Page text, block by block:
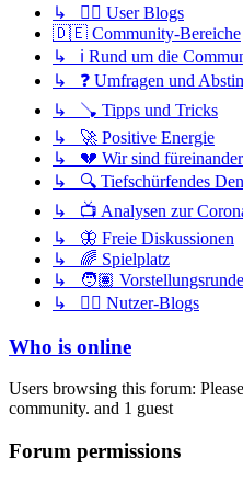
↳ ✍🏽 User Blogs
🇩🇪 Community-Bereiche
↳ ℹ️ Rund um die
↳ ❓ Umfragen und
↳ 🪠 Tipps und Tricks
↳ 🚀 Positive Energie
↳ 💔 Wir sind füreinander
↳ 🔍 Tiefschürfendes
↳ 📺 Analysen zur
↳ 🦋 Freie Diskussionen
↳ 🌈 Spielplatz
↳ 🧑🏽 Vorstellungsrunde
↳ ✍🏽 Nutzer-Blogs
Who is online
Users browsing this forum:
community. and 1 guest
Forum permissions